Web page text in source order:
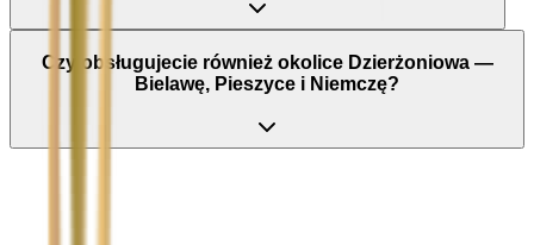
Czy obsługujecie również okolice Dzierżoniowa —
Bielawę, Pieszyce i Niemczę?